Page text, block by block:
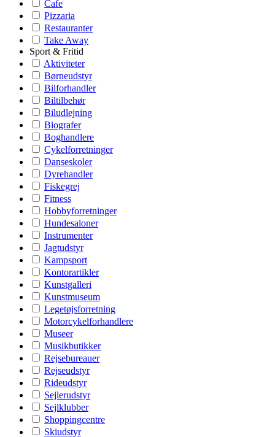
Cafe
Pizzaria
Restauranter
Take Away
Sport & Fritid
Aktiviteter
Børneudstyr
Bilforhandler
Biltilbehør
Biludlejning
Biografer
Boghandlere
Cykelforretninger
Danseskoler
Dyrehandler
Fiskegrej
Fitness
Hobbyforretninger
Hundesaloner
Instrumenter
Jagtudstyr
Kampsport
Kontorartikler
Kunstgalleri
Kunstmuseum
Legetøjsforretning
Motorcykelforhandlere
Museer
Musikbutikker
Rejsebureauer
Rejseudstyr
Rideudstyr
Sejlerudstyr
Sejlklubber
Shoppingcentre
Skiudstyr